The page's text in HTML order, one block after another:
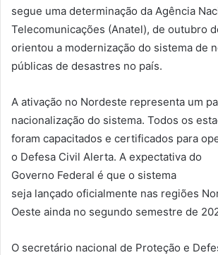
segue uma determinação da Agência
Telecomunicações (Anatel), de outubro
orientou a modernização do sistema de
públicas de desastres no país.
A ativação no Nordeste representa um
nacionalização do sistema. Todos os
foram capacitados e certificados para
o Defesa Civil Alerta. A expectativa do
Governo Federal é que o sistema
seja lançado oficialmente nas regiões
Oeste ainda no segundo semestre de
O secretário nacional de Proteção e